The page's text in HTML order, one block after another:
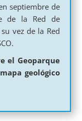
septiembre de
de la Red de
vez de la Red
el Geoparque
mapa geológico